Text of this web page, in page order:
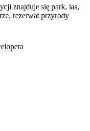
znajduje się park, las,
rezerwat przyrody